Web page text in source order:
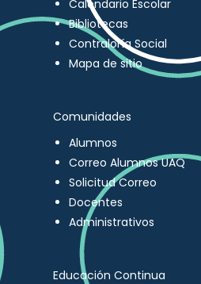
Calendario Escolar
Bibliotecas
Contraloría Social
Mapa de sitio
Comunidades
Alumnos
Correo Alumnos UAQ
Solicitud Correo
Docentes
Administrativos
Educación Continua